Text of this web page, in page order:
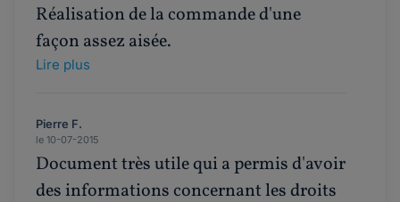
Réalisation de la commande d'une
façon assez aisée.
Lire plus
Pierre F.
le 10-07-2015
Document très utile qui a permis d'avoir
des informations concernant les droits